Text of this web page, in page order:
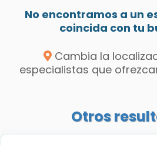
No encontramos a un
coincida con tu
Cambia la
especialistas que
Otros